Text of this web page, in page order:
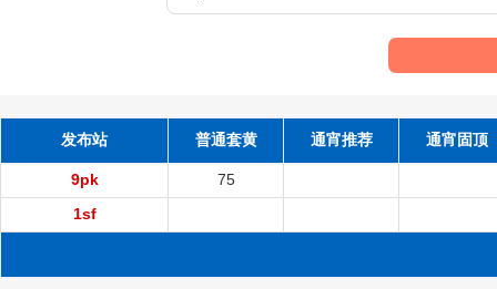
发布站 普通套黄 通宵推荐 通宵固顶
9pk
75
1sf